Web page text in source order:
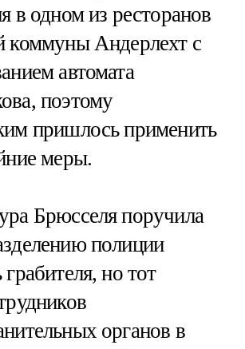
в одном из ресторанов
коммуны Андерлехт с
автомата
поэтому
пришлось применить
меры.
Брюсселя поручила
полиции
грабителя, но тот
органов в